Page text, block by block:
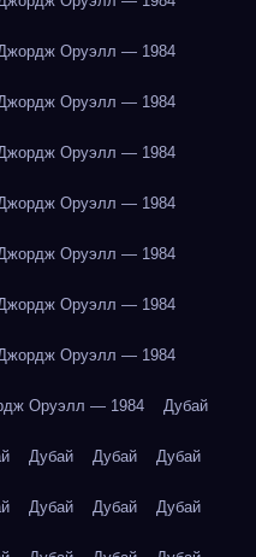
Оруэлл — 1984
Оруэлл — 1984
Оруэлл — 1984
Оруэлл — 1984
Оруэлл — 1984
Оруэлл — 1984
Оруэлл — 1984
Оруэлл — 1984 Дубай
Дубай Дубай Дубай
Дубай Дубай Дубай